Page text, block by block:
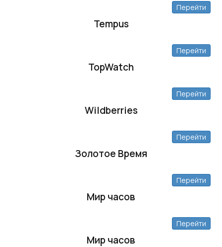
Перейти
Tempus
Перейти
TopWatch
Перейти
Wildberries
Перейти
Золотое Время
Перейти
Мир часов
Перейти
Мир часов